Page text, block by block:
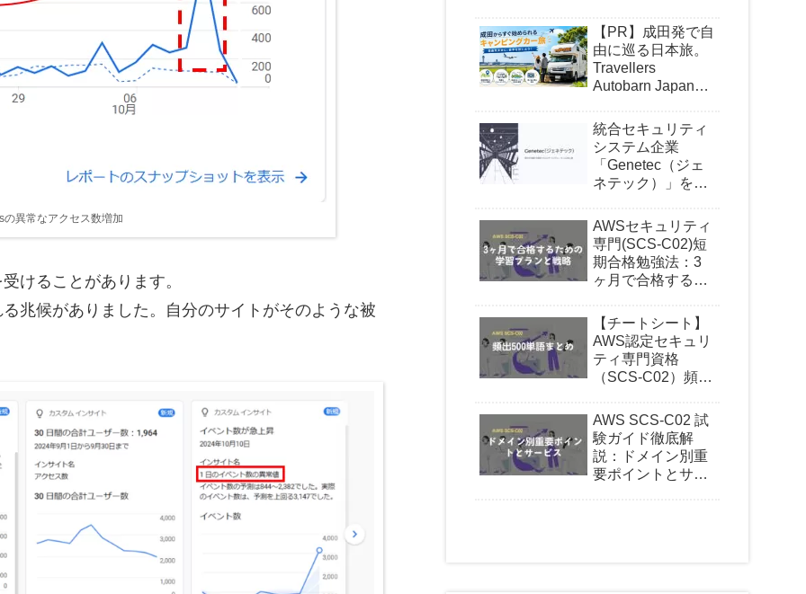
異常なアクセス数増加
けることがあります。
兆候がありました。自分のサイトがそのような被
【PR】成田発で自
由に巡る日本旅。
Travellers
Autobarn Japanの
が気になる理由
統合セキュリティ
システム企業
「Genetec（ジェ
ネテック）」を紹
れるセキュリティ
がついに日本上陸
AWSセキュリティ
専門(SCS-C02)短
期合格勉強法：3
ヶ月で合格するた
戦略
【チートシート】
AWS認定セキュリ
ティ専門資格
（SCS-C02）頻出
AWS SCS-C02 試
験ガイド徹底解
説：ドメイン別重
要ポイントとサー